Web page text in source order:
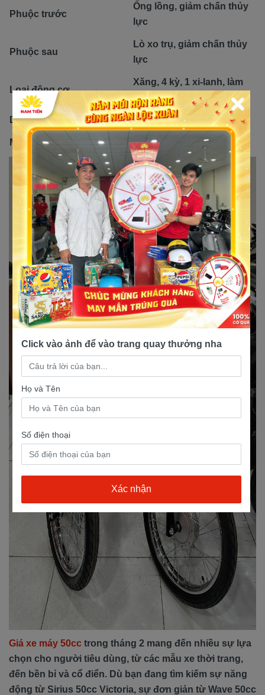
Phuộc trước
Ống lồng, giảm chấn thủy
lực
Phuộc sau
Lò xo trụ, giảm chấn thủy
lực
Loại động cơ
Xăng, 4 kỳ, 1 xi-lanh, làm
mát bằng không khí
Dung tích xi lanh 49.5 cm³
Mức tiêu hao nhiên liệu 1,25 lít / 100 km
Giá xe máy 50cc trong tháng 2 mang đến nhiều sự lựa
chọn cho người tiêu dùng, từ các mẫu xe thời trang,
đến bền bỉ và cổ điển. Dù bạn đang tìm kiếm sự năng
động từ Sirius 50cc Victoria, sự đơn giản từ Wave 50cc
Click vào ảnh để vào trang quay thưởng nha
Họ và Tên
Số điện thoại